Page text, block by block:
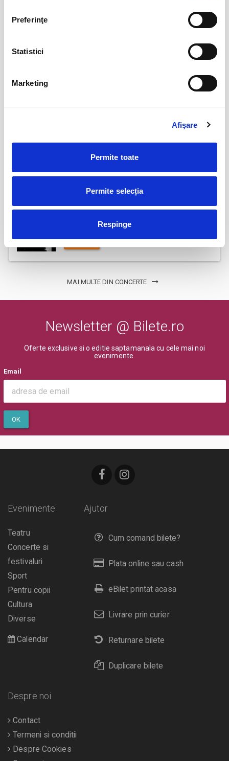
Preferinţe
Statistici
Marketing
Afişare
Permite toate
Permite selecția
Respinge
12
sept
BILETE
13
oct
BILETE
MAI MULTE DIN CONCERTE
Newsletter @ Bilete.ro
Oferte exclusive si o editie saptamanala cu cele mai noi
evenimente.
Email
OK
Ajutor
Cum comand bilete?
Plata online sau cash
eBilet printat acasa
Livrare prin curier
Returnare bilete
Duplicare bilete
Evenimente
Teatru
Concerte si
festivaluri
Sport
Pentru copii
Cultura
Diverse
Calendar
Despre noi
Contact
Termeni si conditii
Despre Cookies